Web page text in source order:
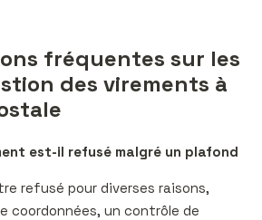
fréquentes sur les
des virements à
est-il refusé malgré un plafond
refusé pour diverses raisons,
coordonnées, un contrôle de